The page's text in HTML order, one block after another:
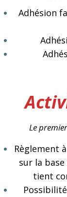
Adhésion
Le
Règlement
sur la
tient